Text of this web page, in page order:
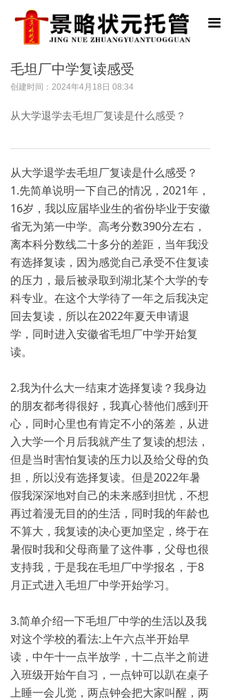
끀
首页
托管简介
师资力量
托管服务
公益活动
新闻资讯
联系我们
毛坦厂中学复读感受
创建时间： 2024年4月18日 08:34
从大学退学去毛坦厂复读是什么感受？
从大学退学去毛坦厂复读是什么感受？
1.先简单说明一下自己的情况，2021年，
16岁，我以应届毕业生的省份毕业于安徽
省无为第一中学。高考分数390分左右，
离本科分数线二十多分的差距，当年我没
有选择复读，因为感觉自己承受不住复读
的压力，最后被录取到湖北某个大学的专
科专业。在这个大学待了一年之后我决定
回去复读，所以在2022年夏天申请退
学，同时进入安徽省毛坦厂中学开始复
读。
2.我为什么大一结束才选择复读？我身边
的朋友都考得很好，我真心替他们感到开
心，同时心里也有肯定不小的落差，从进
入大学一个月后我就产生了复读的想法，
但是当时害怕复读的压力以及给父母的负
担，所以没有选择复读。但是2022年暑
假我深深地对自己的未来感到担忧，不想
再过着漫无目的的生活，同时我的年龄也
不算大，我复读的决心更加坚定，终于在
暑假时我和父母商量了这件事，父母也很
支持我，于是我在毛坦厂中学报名，于8
月正式进入毛坦厂中学开始学习。
3.简单介绍一下毛坦厂中学的生活以及我
对这个学校的看法:上午六点半开始早
读，中午十一点半放学，十二点半之前进
入班级开始午自习，一点钟可以趴在桌子
上睡一会儿觉，两点钟会把大家叫醒，两